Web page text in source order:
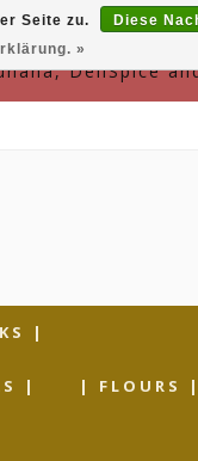
DeliSpice
|
| | FLOURS |
Seite zu.
Diese
»